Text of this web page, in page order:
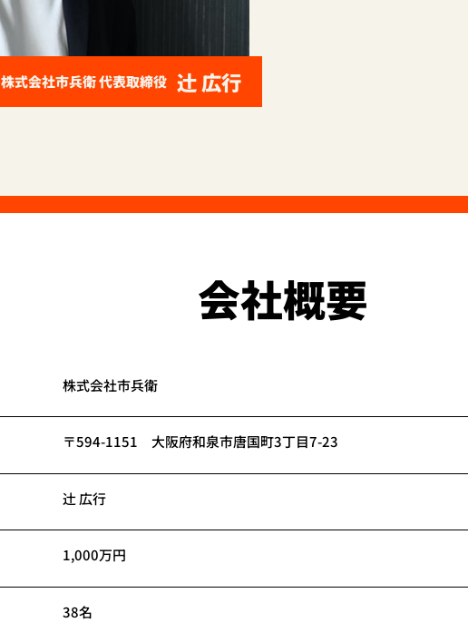
株式会社市兵衛 代表取締役 辻󠄀 広行
会社概要
株式会社市兵衛
〒594-1151大阪府和泉市唐国町3丁目7-23
辻󠄀 広行
1,000万円
38名